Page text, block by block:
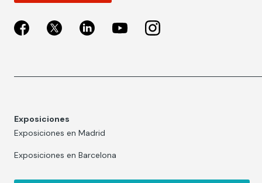
Exposiciones
Exposiciones en Madrid
Exposiciones en Barcelona